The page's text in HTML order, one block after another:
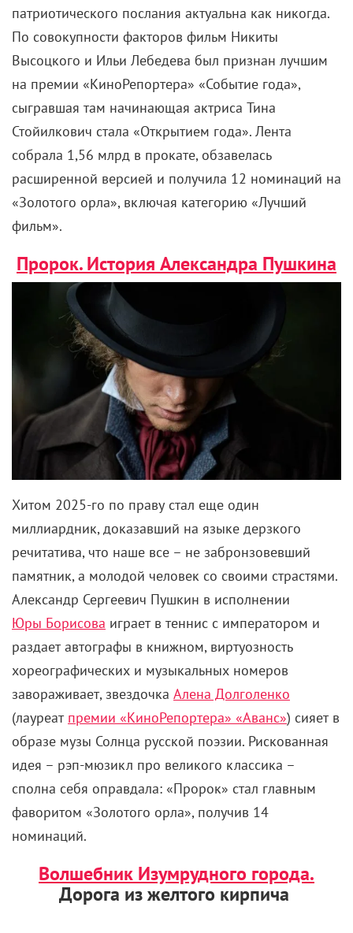
патриотического послания актуальна как никогда.
По совокупности факторов фильм Никиты
Высоцкого и Ильи Лебедева был признан лучшим
на премии «КиноРепортера» «Событие года»,
сыгравшая там начинающая актриса Тина
Стойилкович стала «Открытием года». Лента
собрала 1,56 млрд в прокате, обзавелась
расширенной версией и получила 12 номинаций на
«Золотого орла», включая категорию «Лучший
фильм».
Пророк. История Александра Пушкина
Хитом 2025-го по праву стал еще один
миллиардник, доказавший на языке дерзкого
речитатива, что наше все – не забронзовевший
памятник, а молодой человек со своими страстями.
Александр Сергеевич Пушкин в исполнении
Юры Борисова играет в теннис с императором и
раздает автографы в книжном, виртуозность
хореографических и музыкальных номеров
завораживает, звездочка Алена Долголенко
(лауреат премии «КиноРепортера» «Аванс») сияет в
образе музы Солнца русской поэзии. Рискованная
идея – рэп-мюзикл про великого классика –
сполна себя оправдала: «Пророк» стал главным
фаворитом «Золотого орла», получив 14
номинаций.
Волшебник Изумрудного города.
Дорога из желтого кирпича